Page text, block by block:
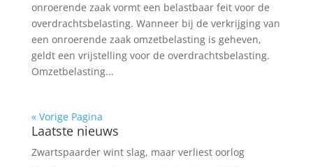
onroerende zaak vormt een belastbaar feit voor de
overdrachtsbelasting. Wanneer bij de verkrijging van
een onroerende zaak omzetbelasting is geheven,
geldt een vrijstelling voor de overdrachtsbelasting.
Omzetbelasting...
« Vorige Pagina
Laatste nieuws
Zwartspaarder wint slag, maar verliest oorlog